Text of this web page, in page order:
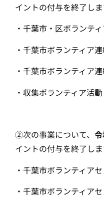
イントの付与を終了しま
・千葉市・区ボランテ
・千葉市ボランティア
・千葉市ボランティア
・収集ボランティア活
②次の事業について、
イントの付与を終了しま
・千葉市ボランティア
・千葉市ボランティア